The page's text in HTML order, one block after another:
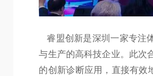
睿盟创新是深圳一家专注
与生产的高科技企业。此次
的创新诊断应用，直接有效